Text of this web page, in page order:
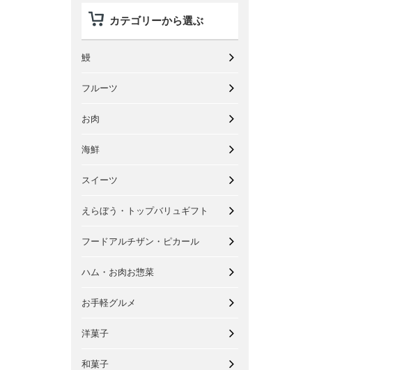
カテゴリーから選ぶ
鰻
フルーツ
お肉
海鮮
スイーツ
えらぼう・トップバリュギフト
フードアルチザン・ピカール
ハム・お肉お惣菜
お手軽グルメ
洋菓子
和菓子